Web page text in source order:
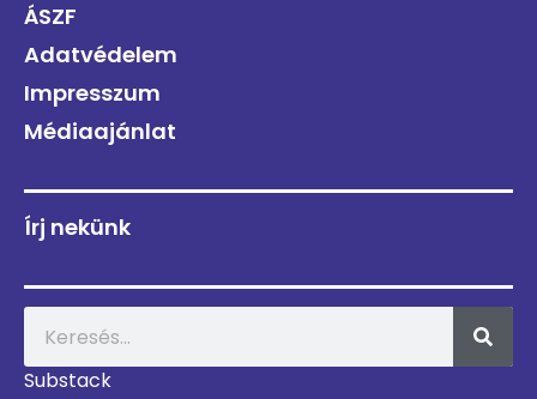
ÁSZF
Adatvédelem
Impresszum
Médiaajánlat
Írj nekünk
Substack